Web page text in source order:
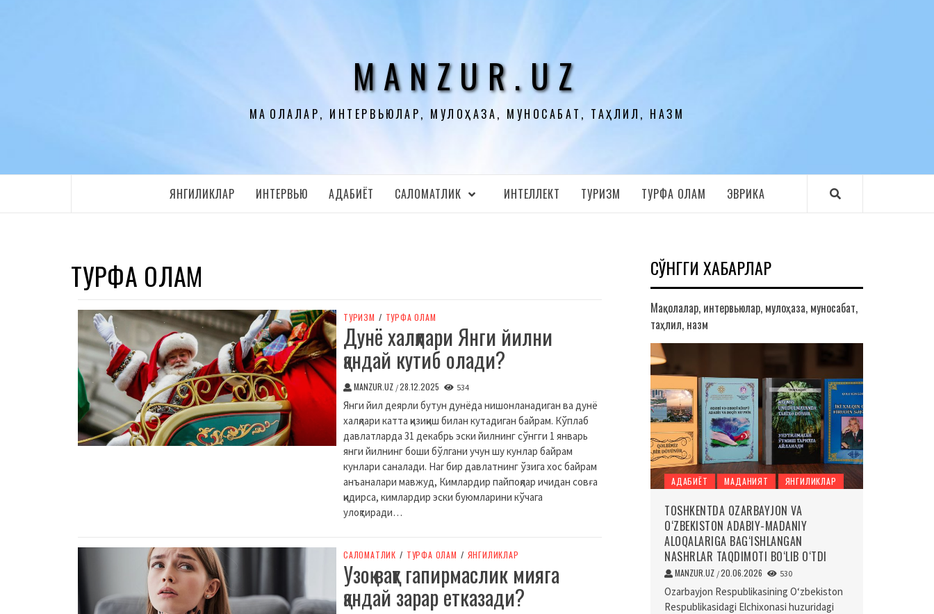
MANZUR.UZ
МАҚОЛАЛАР, ИНТЕРВЬЮЛАР, МУЛОҲАЗА, МУНОСАБАТ, ТАҲЛИЛ, НАЗМ
ЯНГИЛИКЛАР ИНТЕРВЬЮ АДАБИЁТ CАЛОМАТЛИК ИНТЕЛЛЕКТ ТУРИЗМ ТУРФА ОЛАМ ЭВРИКА
ТУРФА ОЛАМ
ТУРИЗМ / ТУРФА ОЛАМ
Дунё халқлари Янги йилни
қандай кутиб олади?
MANZUR.UZ /28.12.2025 534
Янги йил деярли бутун дунёда нишонланадиган ва дунё
халқлари катта қизиқиш билан кутадиган байрам. Кўплаб
давлатларда 31 декабрь эски йилнинг сўнгги 1 январь
янги йилнинг боши бўлгани учун шу кунлар байрам
кунлари саналади. Har бир давлатнинг ўзига хос байрам
анъаналари мавжуд, Кимлардир пайпоқлар ичидан совға
қидирса, кимлардир эски буюмларини кўчага
улоқтиради…
CАЛОМАТЛИК / ТУРФА ОЛАМ / ЯНГИЛИКЛАР
Узоқ вақт гапирмаслик мияга
қандай зарар етказади?
СЎНГГИ ХАБАРЛАР
Мақолалар, интервьюлар, мулоҳаза, муносабат,
таҳлил, назм
АДАБИЁТ МАДАНИЯТ ЯНГИЛИКЛАР
TOSHKENTDA OZARBAYJON VA
O‘ZBEKISTON ADABIY-MADANIY
ALOQALARIGA BAG‘ISHLANGAN
NASHRLAR TAQDIMOTI BO‘LIB O‘TDI
MANZUR.UZ /20.06.2026 530
Ozarbayjon Respublikasining O‘zbekiston
Respublikasidagi Elchixonasi huzuridagi